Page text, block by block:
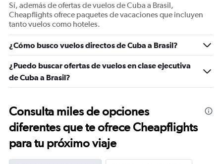
Sí, además de ofertas de vuelos de Cuba a Brasil,
Cheapflights ofrece paquetes de vacaciones que incluyen
tanto vuelos como hoteles.
¿Cómo busco vuelos directos de Cuba a Brasil?
¿Puedo buscar ofertas de vuelos en clase ejecutiva
de Cuba a Brasil?
Consulta miles de opciones
diferentes que te ofrece Cheapflights
para tu próximo viaje